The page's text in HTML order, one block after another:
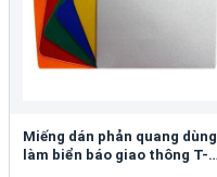
Miếng dán phản quang dùng
làm biển báo giao thông T-